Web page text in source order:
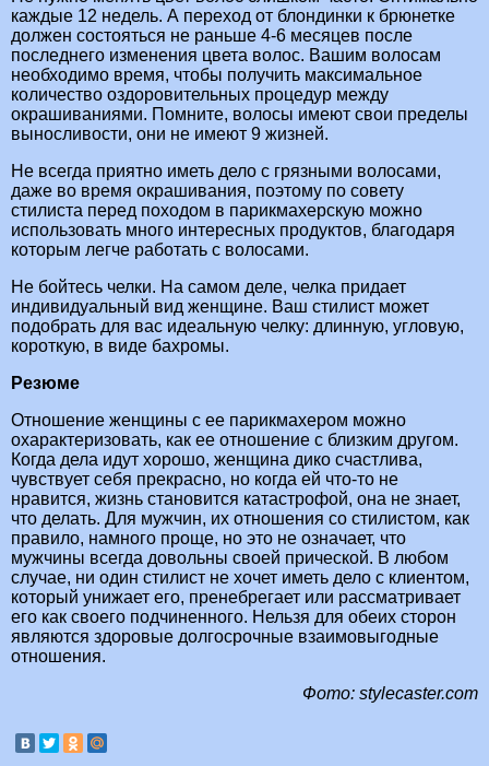
каждые 12 недель. А переход от блондинки к брюнетке
должен состояться не раньше 4-6 месяцев после
последнего изменения цвета волос. Вашим волосам
необходимо время, чтобы получить максимальное
количество оздоровительных процедур между
окрашиваниями. Помните, волосы имеют свои пределы
выносливости, они не имеют 9 жизней.
Не всегда приятно иметь дело с грязными волосами,
даже во время окрашивания, поэтому по совету
стилиста перед походом в парикмахерскую можно
использовать много интересных продуктов, благодаря
которым легче работать с волосами.
Не бойтесь челки. На самом деле, челка придает
индивидуальный вид женщине. Ваш стилист может
подобрать для вас идеальную челку: длинную, угловую,
короткую, в виде бахромы.
Резюме
Отношение женщины с ее парикмахером можно
охарактеризовать, как ее отношение с близким другом.
Когда дела идут хорошо, женщина дико счастлива,
чувствует себя прекрасно, но когда ей что-то не
нравится, жизнь становится катастрофой, она не знает,
что делать. Для мужчин, их отношения со стилистом, как
правило, намного проще, но это не означает, что
мужчины всегда довольны своей прической. В любом
случае, ни один стилист не хочет иметь дело с клиентом,
который унижает его, пренебрегает или рассматривает
его как своего подчиненного. Нельзя для обеих сторон
являются здоровые долгосрочные взаимовыгодные
отношения.
Фото: stylecaster.com